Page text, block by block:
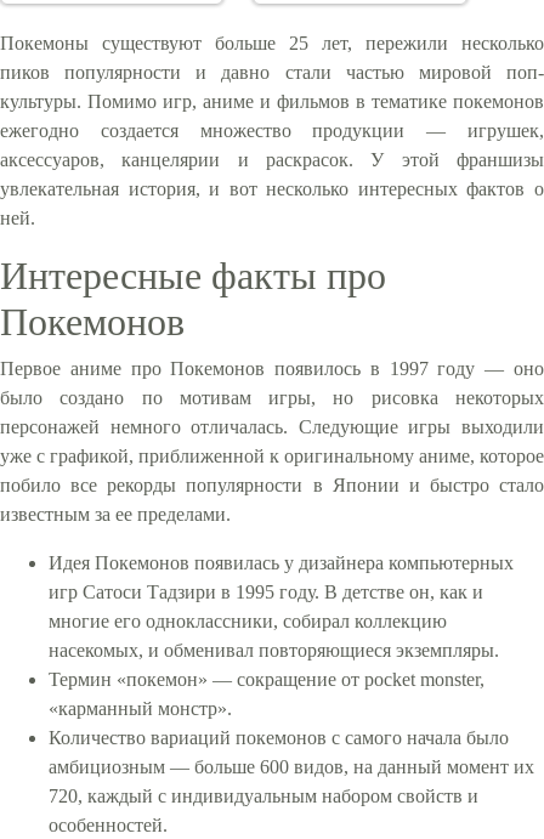
Покемоны существуют больше 25 лет, пережили несколько
пиков популярности и давно стали частью мировой поп-
культуры. Помимо игр, аниме и фильмов в тематике покемонов
ежегодно создается множество продукции — игрушек,
аксессуаров, канцелярии и раскрасок. У этой франшизы
увлекательная история, и вот несколько интересных фактов о
ней.
Интересные факты про
Покемонов
Первое аниме про Покемонов появилось в 1997 году — оно
было создано по мотивам игры, но рисовка некоторых
персонажей немного отличалась. Следующие игры выходили
уже с графикой, приближенной к оригинальному аниме, которое
побило все рекорды популярности в Японии и быстро стало
известным за ее пределами.
Идея Покемонов появилась у дизайнера компьютерных
игр Сатоси Тадзири в 1995 году. В детстве он, как и
многие его одноклассники, собирал коллекцию
насекомых, и обменивал повторяющиеся экземпляры.
Термин «покемон» — сокращение от pocket monster,
«карманный монстр».
Количество вариаций покемонов с самого начала было
амбициозным — больше 600 видов, на данный момент их
720, каждый с индивидуальным набором свойств и
особенностей.